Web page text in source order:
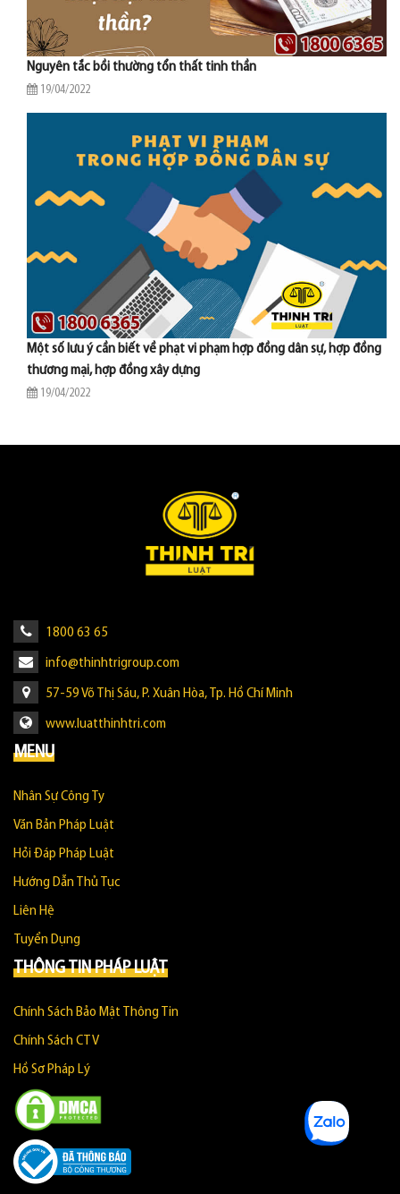
Nguyên tắc bồi thường tổn thất tinh thần
19/04/2022
Một số lưu ý cần biết về phạt vi phạm hợp đồng dân sự, hợp đồng
thương mại, hợp đồng xây dựng
19/04/2022
1800 63 65
info@thinhtrigroup.com
57-59 Võ Thị Sáu, P. Xuân Hòa, Tp. Hồ Chí Minh
www.luatthinhtri.com
MENU
Nhân Sự Công Ty
Văn Bản Pháp Luật
Hỏi Đáp Pháp Luật
Hướng Dẫn Thủ Tục
Liên Hệ
Tuyển Dụng
THÔNG TIN PHÁP LUẬT
Chính Sách Bảo Mật Thông Tin
Chính Sách CTV
Hồ Sơ Pháp Lý